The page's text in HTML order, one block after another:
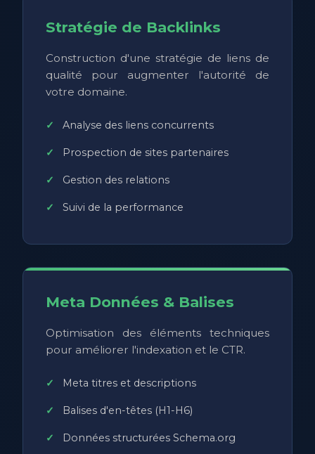
Stratégie de Backlinks
Construction d'une stratégie de liens de
qualité pour augmenter l'autorité de
votre domaine.
Analyse des liens concurrents
Prospection de sites partenaires
Gestion des relations
Suivi de la performance
Meta Données & Balises
Optimisation des éléments techniques
pour améliorer l'indexation et le CTR.
Meta titres et descriptions
Balises d'en-têtes (H1-H6)
Données structurées Schema.org